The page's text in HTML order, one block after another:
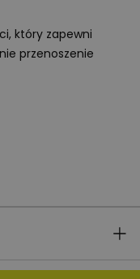
który zapewni
przenoszenie